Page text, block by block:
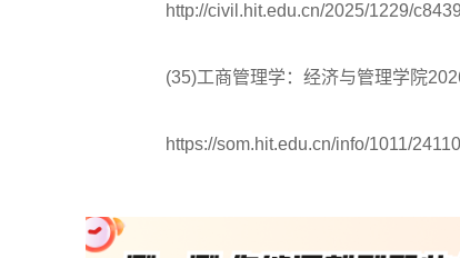
http://civil.hit.edu.cn/2025/1229/
(35)工商管理学：经济与管理学院
https://som.hit.edu.cn/info/1011/